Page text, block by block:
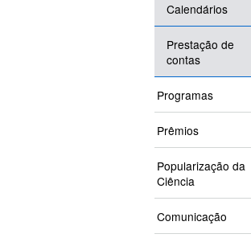
Calendários
Prestação de
contas
Programas
Prêmios
Popularização da
Ciência
Comunicação